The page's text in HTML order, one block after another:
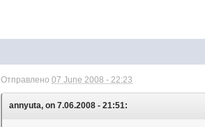
Отправлено07 June 2008 - 22:23
annyuta, on 7.06.2008 - 21:51: